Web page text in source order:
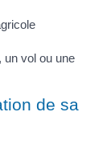
un vol ou une
de sa